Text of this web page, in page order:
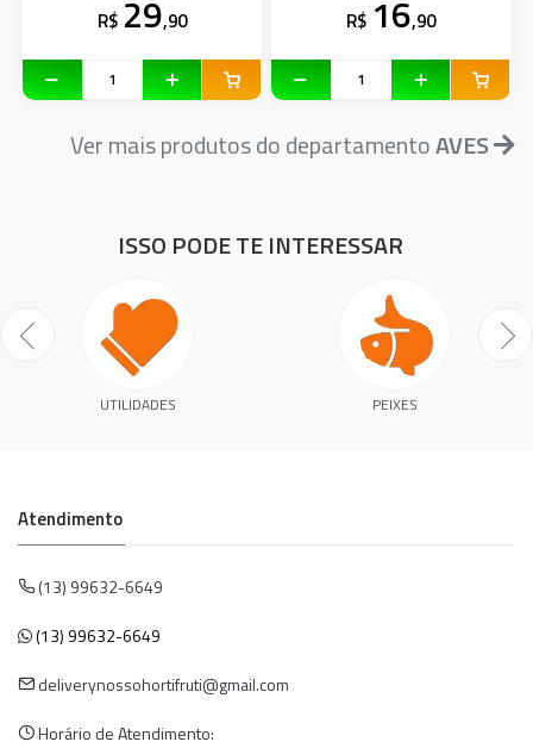
R$ 29,90 R$ 16,90
Ver mais produtos do departamentoAVES
ISSO PODE TE INTERESSAR
UTILIDADES PEIXES
Atendimento
(13) 99632-6649
(13) 99632-6649
deliverynossohortifruti@gmail.com
Horário de Atendimento: